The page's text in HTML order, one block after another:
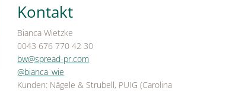
Kontakt
Bianca Wietzke
0043 676 770 42 30
bw@spread-pr.com
@bianca_wie
Kunden: Nägele & Strubell, PUIG (Carolina